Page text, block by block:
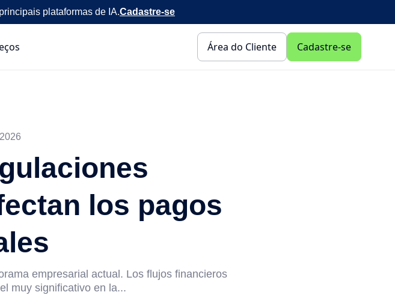
plataformas de IA.Cadastre-se
Área do Cliente Cadastre-se
los pagos
empresarial actual. Los flujos financieros
muy significativo en la...